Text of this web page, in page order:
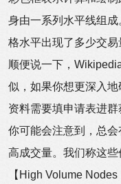
身由一系列水平线组
格水平出现了多少交易
顺便说一下，
似，如果你想更深入
资料需要填申请表进群
你可能会注意到，总
高成交量。我们称这些
【High Volume Nodes